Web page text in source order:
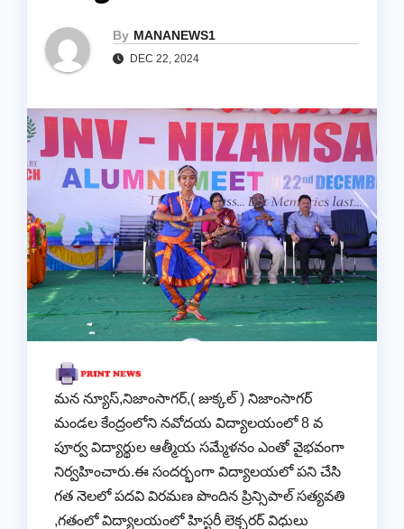
By MANANEWS1
DEC 22, 2024
మన న్యూస్,నిజాంసాగర్,( జుక్కల్ ) నిజాంసాగర్
మండల కేంద్రంలోని నవోదయ విద్యాలయంలో 8 వ
పూర్వ విద్యార్థుల ఆత్మీయ సమ్మేళనం ఎంతో వైభవంగా
నిర్వహించారు.ఈ సందర్భంగా విద్యాలయలో పని చేసి
గత నెలలో పదవి విరమణ పొందిన ప్రిన్సిపాల్ సత్యవతి
,గతంలో విద్యాలయంలో హిస్టరీ లెక్చరర్ విధులు